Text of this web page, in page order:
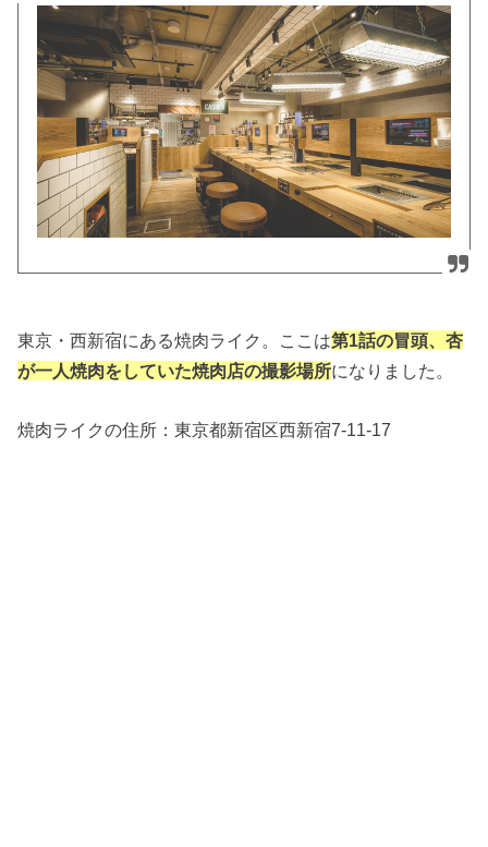
東京・西新宿にある焼肉ライク。ここは第1話の冒頭、杏
が一人焼肉をしていた焼肉店の撮影場所になりました。
焼肉ライクの住所：東京都新宿区西新宿7-11-17